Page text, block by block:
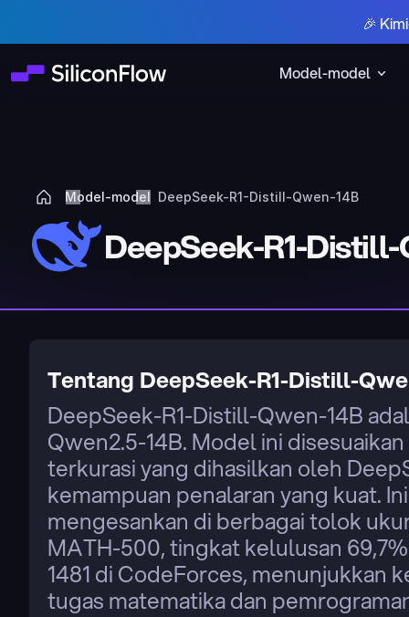
Model-model
🎉
Model-model DeepSeek-R1-Distill-Qwen-14B
DeepSeek-R1-
Tentang DeepSeek-R1-Distill-
DeepSeek-R1-Distill-Qwen-14B
Qwen2.5-14B. Model ini
terkurasi yang dihasilkan oleh
kemampuan penalaran yang kuat.
mengesankan di berbagai tolok
MATH-500, tingkat kelulusan
1481 di CodeForces, menunjukkan
tugas matematika dan